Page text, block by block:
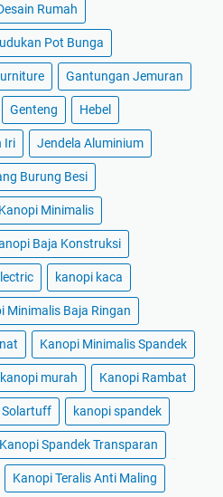
Rumah
Pot Bunga
Gantungan Jemuran
Genteng Hebel
Iri Jendela Aluminium
Burung Besi
Kanopi Minimalis
Baja Konstruksi
kanopi kaca
Minimalis Baja Ringan
Kanopi Minimalis Spandek
kanopi murah Kanopi Rambat
Solartuff kanopi spandek
Kanopi Spandek Transparan
Kanopi Teralis Anti Maling